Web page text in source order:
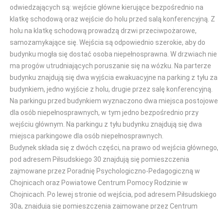
odwiedzających są: wejście główne kierujące bezpośrednio na
klatkę schodową oraz wejście do holu przed salą konferencyjną. Z
holu na klatkę schodową prowadzą drzwi przeciwpożarowe,
samozamykające się. Wejścia są odpowiednio szerokie, aby do
budynku mogła się dostać osoba niepełnosprawna. W drzwiach nie
ma progów utrudniających poruszanie się na wózku. Na parterze
budynku znajdują się dwa wyjścia ewakuacyjne na parking z tyłu za
budynkiem, jedno wyjście z holu, drugie przez salę konferencyjną.
Na parkingu przed budynkiem wyznaczono dwa miejsca postojowe
dla osób niepełnosprawnych, w tym jedno bezpośrednio przy
wejściu głównym. Na parkingu z tyłu budynku znajdują się dwa
miejsca parkingowe dla osób niepełnosprawnych.
Budynek składa się z dwóch części, na prawo od wejścia głównego,
pod adresem Piłsudskiego 30 znajdują się pomieszczenia
zajmowane przez Poradnię Psychologiczno-Pedagogiczną w
Chojnicach oraz Powiatowe Centrum Pomocy Rodzinie w
Chojnicach. Po lewej stronie od wejścia, pod adresem Piłsudskiego
30a, znajdują się pomieszczenia zajmowane przez Centrum